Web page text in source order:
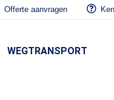
Offerte aanvragen
WEGTRANSPORT